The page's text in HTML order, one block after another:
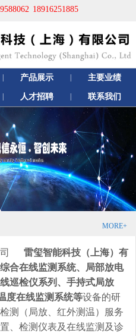
18916251885
产品展示 主要业绩
人才招聘 联系我们
MORE+
司 雷玺智能科技（上海）有
合在线监测系统、
局部放电
巡检仪系列 、手持式局放
度在线监测系统等设备的研
测（局放、红外测温）服务
、检测仪表及在线监测及诊